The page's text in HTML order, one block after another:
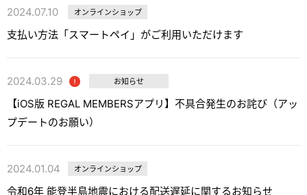
2024.07.10 オンラインショップ
支払い方法「スマートペイ」がご利用いただけます
2024.03.29 お知らせ
【iOS版 REGAL MEMBERSアプリ】不具合発生のお詫び（アッ
プデートのお願い）
2024.01.04 オンラインショップ
令和6年 能登半島地震における配送遅延に関するお知らせ